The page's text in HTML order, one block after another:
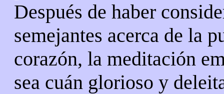
Después de haber
semejantes acerca de la
corazón, la meditación
sea cuán glorioso y